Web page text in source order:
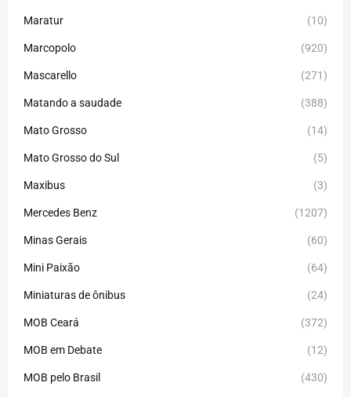
Maratur (10)
Marcopolo (920)
Mascarello (271)
Matando a saudade (388)
Mato Grosso (14)
Mato Grosso do Sul (5)
Maxibus (3)
Mercedes Benz (1207)
Minas Gerais (60)
Mini Paixão (64)
Miniaturas de ônibus (24)
MOB Ceará (372)
MOB em Debate (12)
MOB pelo Brasil (430)